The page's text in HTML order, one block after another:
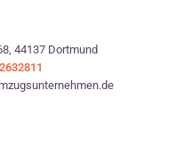
44137 Dortmund